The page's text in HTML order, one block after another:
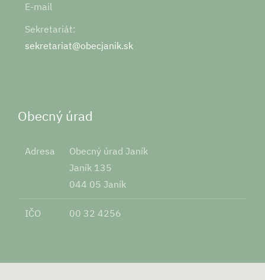
E-mail
Sekretariát:
sekretariat@obecjanik.sk
Obecný úrad
Adresa
Obecný úrad Janík
Janík 135
044 05 Janík
IČO 00 32 4256